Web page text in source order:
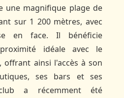
une magnifique plage de
sur 1 200 mètres, avec
en face. Il bénéficie
idéale avec le
offrant ainsi l'accès à son
ses bars et ses
a récemment été